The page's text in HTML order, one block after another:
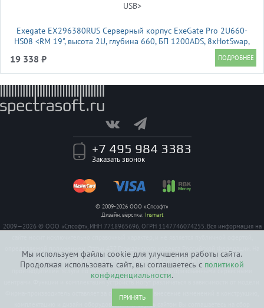
Мы используем файлы cookie для улучшения работы сайта.
Продолжая использовать сайт, вы соглашаетесь с политикой
конфиденциальности.
ПРИНЯТЬ
Exegate EX296380RUS Серверный корпус ExeGate Pro 2U660-
HS08 <RM 19", высота 2U, глубина 660, БП 1200ADS, 8xHotSwap,
19 338 ₽
+7 495 984 3383
Заказать звонок
© 2009-2026 ООО «Спсофт»
Дизайн, вёрстка: Insmart
2009—2026 © ООО «Спсофт», ИНН 7718965696, ОГРН 1147746074255. Вся информация на
определяемой положением Статьи 437 Гражданского кодекса Российской Федерации. На
все заявленные на сайте авторизации имеются сертификаты полученные от
производителей. Услуги по ремонту предоставляются авторизованными сервисными
центрами. Функции и комплектация устройств могут различаться в зависимости от модели.
Фирма-производитель оставляет за собой право на внесение изменений в конструкцию,
комплектацию и дизайн оборудования. Пользуясь сайтом Вы соглашаетесь на сбор